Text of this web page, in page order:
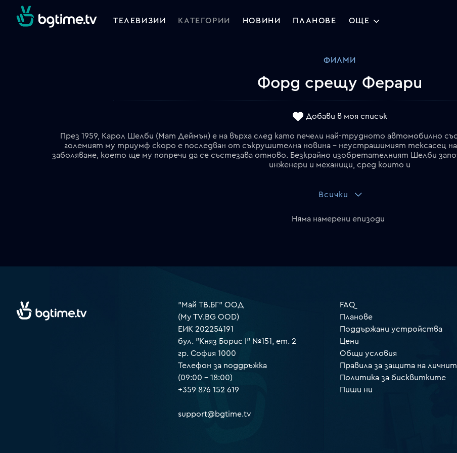
ТЕЛЕВИЗИИ КАТЕГОРИИ НОВИНИ ПЛАНОВЕ ОЩЕ
ФИЛМИ
Форд срещу Ферари
Добави в моя списък
През 1959, Карол Шелби (Мат Деймън) е на върха след като печели най-трудното автомобилно
големият му триумф скоро е последван от съкрушителна новина – неустрашимият тексасец
заболяване, което ще му попречи да се състезава отново. Безкрайно изобретателният Шелби
инженери и механици, сред които и
Всички
Няма намерени епизоди
"Май ТВ.БГ" ООД
(My TV.BG OOD)
ЕИК 202254191
бул. "Княз Борис I" №151, ет. 2
гр. София 1000
Телефон за поддръжка
(09:00 – 18:00)
+359 876 152 619
support@bgtime.tv
FAQ
Планове
Поддържани устройства
Цени
Общи условия
Правила за защита на
Политика за бисквитките
Пиши ни